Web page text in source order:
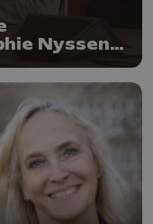
Nyssen